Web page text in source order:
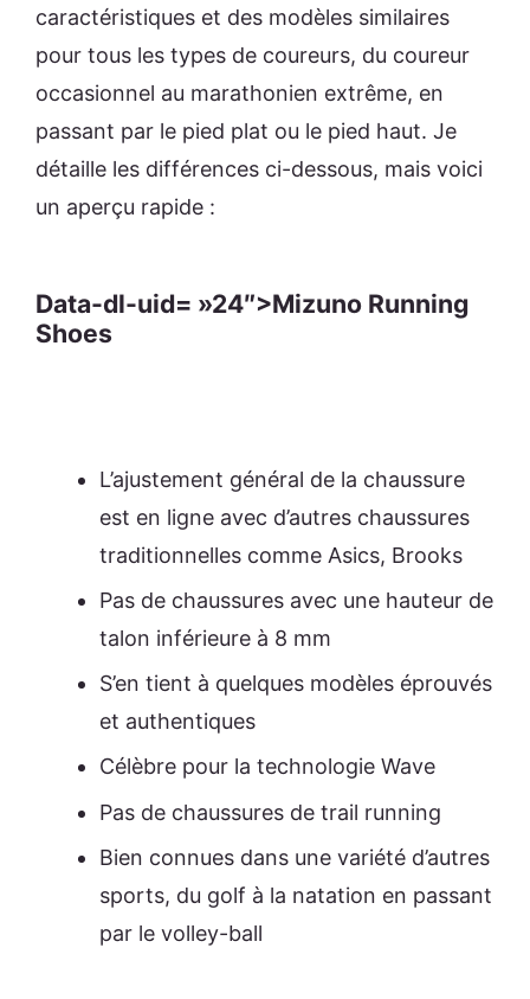
caractéristiques et des modèles similaires
pour tous les types de coureurs, du coureur
occasionnel au marathonien extrême, en
passant par le pied plat ou le pied haut. Je
détaille les différences ci-dessous, mais voici
un aperçu rapide :
Data-dl-uid= »24″>Mizuno Running
Shoes
L’ajustement général de la chaussure
est en ligne avec d’autres chaussures
traditionnelles comme Asics, Brooks
Pas de chaussures avec une hauteur de
talon inférieure à 8 mm
S’en tient à quelques modèles éprouvés
et authentiques
Célèbre pour la technologie Wave
Pas de chaussures de trail running
Bien connues dans une variété d’autres
sports, du golf à la natation en passant
par le volley-ball